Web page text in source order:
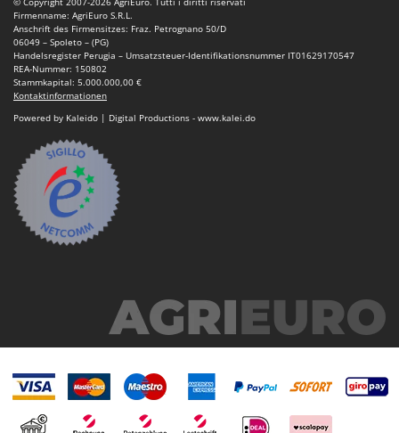
Firmenname: AgriEuro S.R.L.
Anschrift des Firmensitzes: Fraz. Petrognano 50/D
06049 – Spoleto – (PG)
Handelsregister Perugia – Umsatzsteuer-Identifikationsnummer IT01629170547
REA-Nummer: 150802
Stammkapital: 5.000.000,00 €
Kontaktinformationen
Powered by Kaleido | Digital Productions - www.kalei.do